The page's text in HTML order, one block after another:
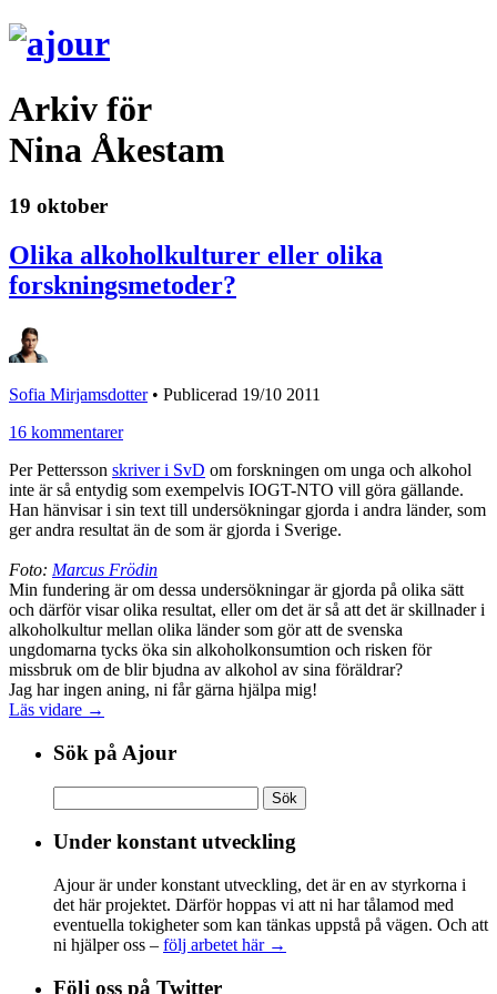
Arkiv för
Nina Åkestam
19 oktober
Olika alkoholkulturer eller olika
forskningsmetoder?
Sofia Mirjamsdotter• Publicerad 19/10 2011
16 kommentarer
Per Pettersson skriver i SvD om forskningen om unga och alkohol
inte är så entydig som exempelvis IOGT-NTO vill göra gällande.
Han hänvisar i sin text till undersökningar gjorda i andra länder, som
ger andra resultat än de som är gjorda i Sverige.
Foto: Marcus Frödin
Min fundering är om dessa undersökningar är gjorda på olika sätt
och därför visar olika resultat, eller om det är så att det är skillnader i
alkoholkultur mellan olika länder som gör att de svenska
ungdomarna tycks öka sin alkoholkonsumtion och risken för
missbruk om de blir bjudna av alkohol av sina föräldrar?
Jag har ingen aning, ni får gärna hjälpa mig!
Läs vidare →
Sök på Ajour
efter:
Under konstant utveckling
Ajour är under konstant utveckling, det är en av styrkorna i
det här projektet. Därför hoppas vi att ni har tålamod med
eventuella tokigheter som kan tänkas uppstå på vägen. Och att
ni hjälper oss – följ arbetet här →
Följ oss på Twitter